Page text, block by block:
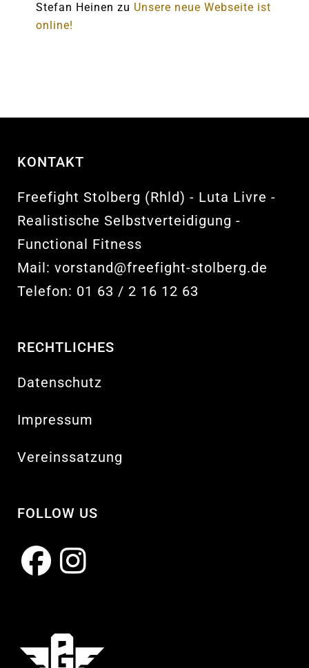
Stefan Heinen zu Unsere neue Webseite ist
online!
KONTAKT
Freefight Stolberg (Rhld) - Luta Livre -
Realistische Selbstverteidigung -
Functional Fitness
Mail: vorstand@freefight-stolberg.de
Telefon: 01 63 / 2 16 12 63
RECHTLICHES
Datenschutz
Impressum
Vereinssatzung
FOLLOW US
tab
new
tab